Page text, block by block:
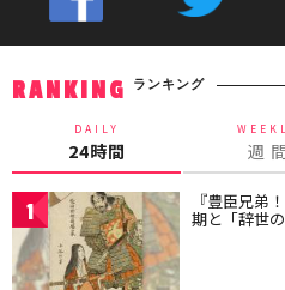
RANKING ランキング
DAILY
24時間 週
1 『豊臣兄弟
期と「辞世